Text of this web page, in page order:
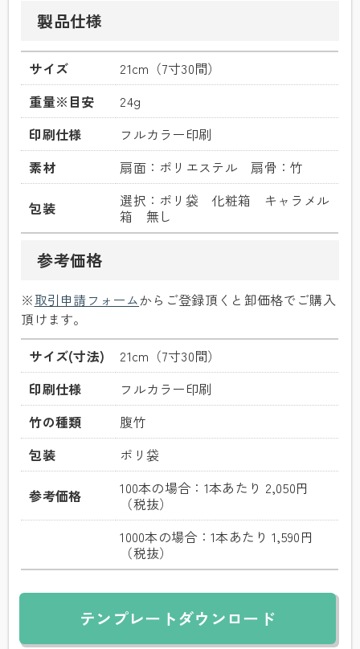
製品仕様
サイズ
21cm（7寸30間）
重量※目安
24g
印刷仕様
フルカラー印刷
素材
扇面：ポリエステル 扇骨：竹
包装
選択：ポリ袋 化粧箱 キャラメル
箱 無し
参考価格
※取引申請フォームからご登録頂くと卸価格でご購入
頂けます。
サイズ(寸法)
21cm（7寸30間）
印刷仕様
フルカラー印刷
竹の種類
腹竹
包装
ポリ袋
参考価格 100本の場合：1本あたり 2,050円
（税抜）
1000本の場合：1本あたり1,590円
（税抜）
テンプレートダウンロード